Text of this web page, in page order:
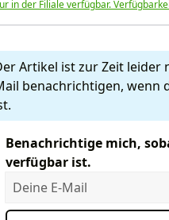
in der Filiale verfügbar.
Artikel ist zur Zeit leider
benachrichtigen, wenn
Benachrichtige mich,
verfügbar ist.
Deine E-Mail